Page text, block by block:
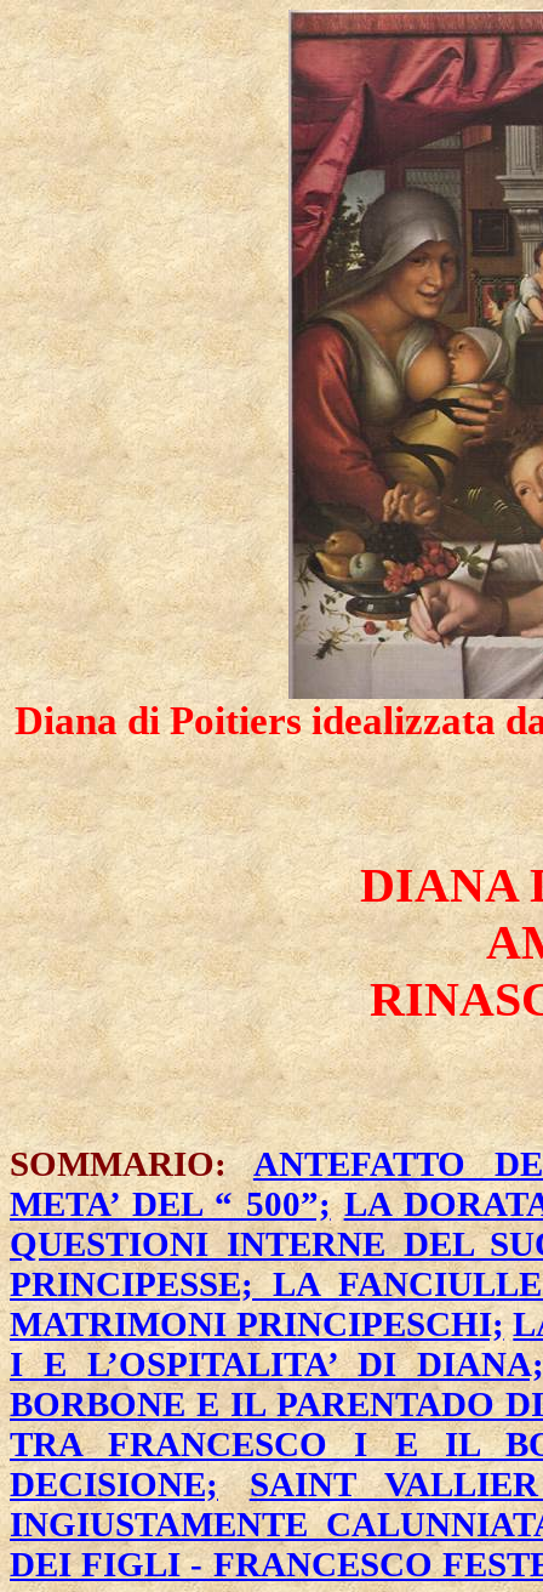
Diana di Poitiers idealizzata
DIANA
SOMMARIO:ANTEFATTO
META’ DEL “ 500”; LA
QUESTIONI INTERNE DEL
PRINCIPESSE;LA
MATRIMONI PRINCIPESCHI;
I E L’OSPITALITA’ DI DIANA;
BORBONE E IL PARENTADO
TRA FRANCESCO I E IL
DECISIONE;
SAINT
INGIUSTAMENTE
DEI FIGLI - FRANCESCO